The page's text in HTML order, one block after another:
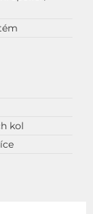
kol